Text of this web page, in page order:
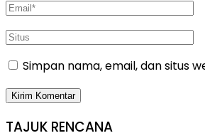
Simpan nama, email, dan situs
TAJUK RENCANA